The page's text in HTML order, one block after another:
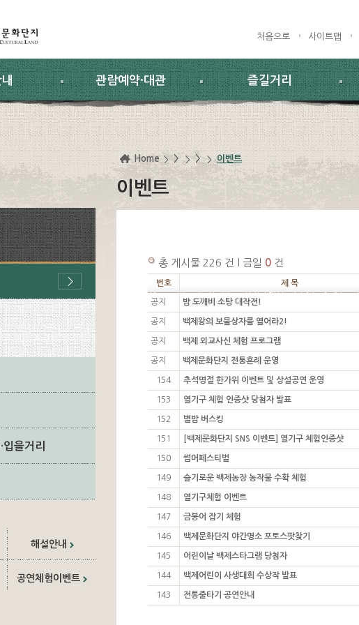
처음으로 사이트맵
내 관람예약·대관 즐길거리
입을거리
해설안내
공연체험이벤트
Home > > 이벤트
이벤트
총 게시물 226 건 l 금일 0 건
번호 제 목
공지 밤 도깨비 소탕 대작전!
공지 백제왕의 보물상자를 열어라2!
공지 백제 외교사신 체험 프로그램
공지 백제문화단지 전통혼례 운영
154 추석명절 한가위 이벤트 및 상설공연 운영
153 열기구 체험 인증샷 당첨자 발표
152 별밤 버스킹
151 [백제문화단지 SNS 이벤트] 열기구 체험인증샷
150 썸머페스티벌
149 슬기로운 백제농장 농작물 수확 체험
148 열기구체험 이벤트
147 금붕어 잡기 체험
146 백제문화단지 야간명소 포토스팟찾기
145 어린이날 백제스타그램 당첨자
144 백제어린이 사생대회 수상작 발표
143 전통줄타기 공연안내